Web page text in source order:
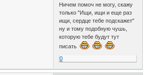
Ничем помоч не могу, скажу
только "Ищи, ищи и еще раз
ищи, сердце тебе подскажет"
ну и тому подобную чушь,
которую тебе будут тут
писать
0